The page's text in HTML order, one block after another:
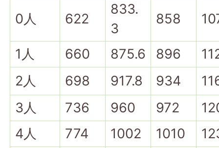
0人 622
833.
3
858
1人 660 875.6 896
2人
698 917.8 934
3人
736 960 972
4人
774 1002 1010